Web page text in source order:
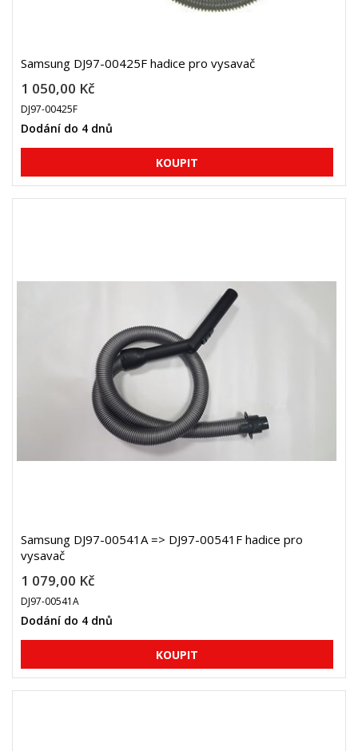
Samsung DJ97-00425F hadice pro vysavač
1 050,00 Kč
DJ97-00425F
Dodání do 4 dnů
Samsung DJ97-00541A => DJ97-00541F hadice pro
vysavač
1 079,00 Kč
DJ97-00541A
Dodání do 4 dnů